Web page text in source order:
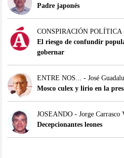
Padre japonés
CONSPIRACIÓN POLÍTICA
El riesgo de confundir
gobernar
ENTRE NOS... - José
Mosco culex y lirio en la
JOSEANDO - Jorge Carrasco
Decepcionantes leones